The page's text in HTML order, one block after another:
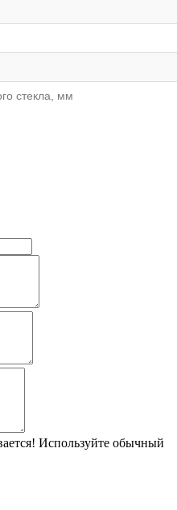
стекла, мм
Используйте обычный